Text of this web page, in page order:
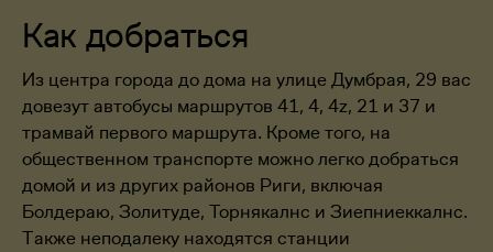
Как добраться
Из центра города до дома на улице Думбрая, 29 вас
довезут автобусы маршрутов 41, 4, 4z, 21 и 37 и
трамвай первого маршрута. Кроме того, на
общественном транспорте можно легко добраться
домой и из других районов Риги, включая
Болдераю, Золитуде, Торнякалнс и Зиепниеккалнс.
Также неподалеку находятся станции